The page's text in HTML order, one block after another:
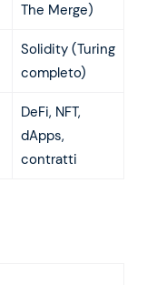
The Merge)
Solidity (Turing
completo)
DeFi, NFT,
dApps,
contratti